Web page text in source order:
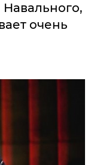
очень